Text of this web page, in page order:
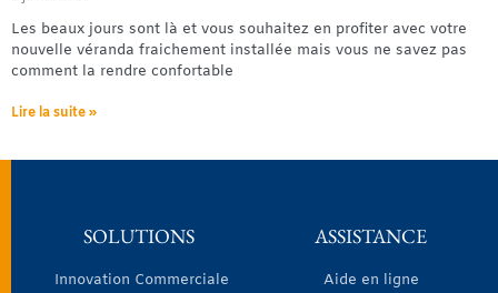
Les beaux jours sont là et vous souhaitez en profiter avec votre
nouvelle véranda fraichement installée mais vous ne savez pas
comment la rendre confortable
Lire la suite »
SOLUTIONS
Innovation Commerciale
ASSISTANCE
Aide en ligne